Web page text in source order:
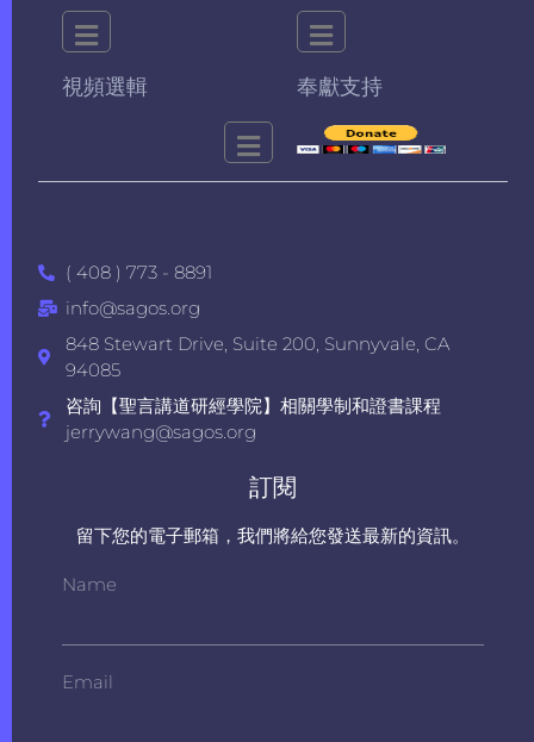
視頻選輯 奉獻支持
( 408 ) 773 - 8891
info@sagos.org
848 Stewart Drive, Suite 200, Sunnyvale, CA
94085
咨詢【聖言講道研經學院】相關學制和證書課程
jerrywang@sagos.org
訂閱
留下您的電子郵箱，我們將給您發送最新的資訊。
Name
Email